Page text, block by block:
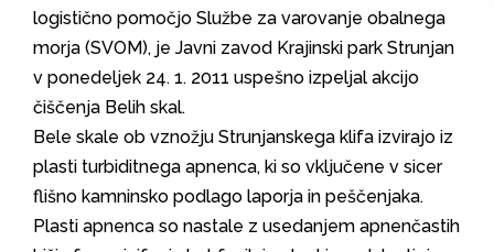
logistično pomočjo Službe za varovanje obalnega
morja (SVOM), je Javni zavod Krajinski park Strunjan
v ponedeljek 24. 1. 2011 uspešno izpeljal akcijo
čiščenja Belih skal.
Bele skale ob vznožju Strunjanskega klifa izvirajo iz
plasti turbiditnega apnenca, ki so vključene v sicer
flišno kamninsko podlago laporja in peščenjaka.
Plasti apnenca so nastale z usedanjem apnenčastih